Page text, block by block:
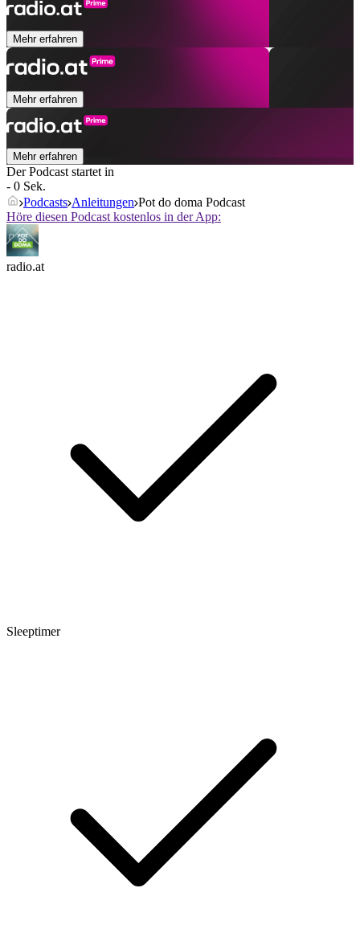
Mehr erfahren
Mehr erfahren
Mehr erfahren
Der Podcast startet in
- 0 Sek.
Podcasts Anleitungen Pot do doma Podcast
Höre diesen Podcast kostenlos in der App:
radio.at
Sleeptimer